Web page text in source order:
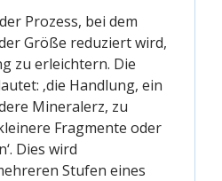
Prozess, bei dem
Größe reduziert wird,
zu erleichtern. Die
‚die Handlung, ein
Mineralerz, zu
Fragmente oder
Dies wird
Stufen eines